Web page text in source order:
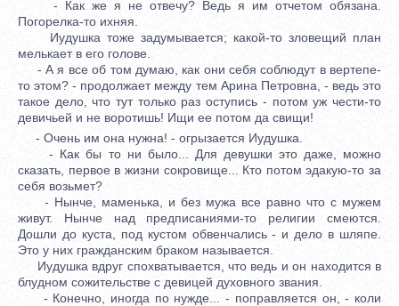
- Как же я не отвечу? Ведь я им отчетом обязана.
Погорелка-то ихняя.
Иудушка тоже задумывается; какой-то зловещий план
мелькает в его голове.
- А я все об том думаю, как они себя соблюдут в вертепе-
то этом? - продолжает между тем Арина Петровна, - ведь это
такое дело, что тут только раз оступись - потом уж чести-то
девичьей и не воротишь! Ищи ее потом да свищи!
- Очень им она нужна! - огрызается Иудушка.
- Как бы то ни было... Для девушки это даже, можно
сказать, первое в жизни сокровище... Кто потом эдакую-то за
себя возьмет?
- Нынче, маменька, и без мужа все равно что с мужем
живут. Нынче над предписаниями-то религии смеются.
Дошли до куста, под кустом обвенчались - и дело в шляпе.
Это у них гражданским браком называется.
Иудушка вдруг спохватывается, что ведь и он находится в
блудном сожительстве с девицей духовного звания.
- Конечно, иногда по нужде... - поправляется он, - коли